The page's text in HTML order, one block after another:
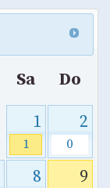
Sa
Do
1
1
2
0
8 9